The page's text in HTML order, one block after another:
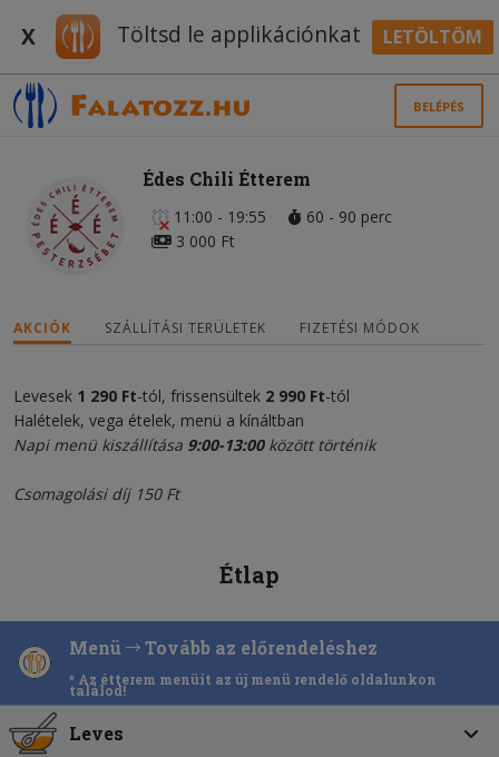
X Töltsd le applikációnkat LETÖLTÖM
BELÉPÉS
Édes Chili Étterem
11:00 - 19:55
60 - 90 perc
3 000 Ft
AKCIÓK SZÁLLÍTÁSI TERÜLETEK FIZETÉSI MÓDOK
Levesek 1 290 Ft-tól, frissensültek 2 990 Ft-tól
Halételek, vega ételek, menü a kínáltban
Napi menü kiszállítása 9:00-13:00között történik
Csomagolási díj 150 Ft
Étlap
Menü Tovább az előrendeléshez
* Az étterem menüit az új menü rendelő oldalunkon
találod!
Leves